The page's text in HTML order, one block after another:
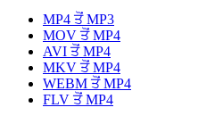
MP4 ਤੋਂ MP3
MOV ਤੋਂ MP4
AVI ਤੋਂ MP4
MKV ਤੋਂ MP4
WEBM ਤੋਂ MP4
FLV ਤੋਂ MP4